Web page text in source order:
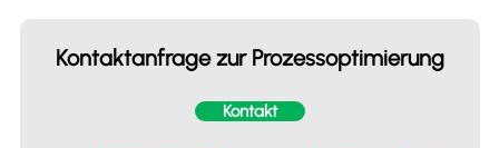
Kontaktanfrage zur Prozessoptimierung
Kontakt